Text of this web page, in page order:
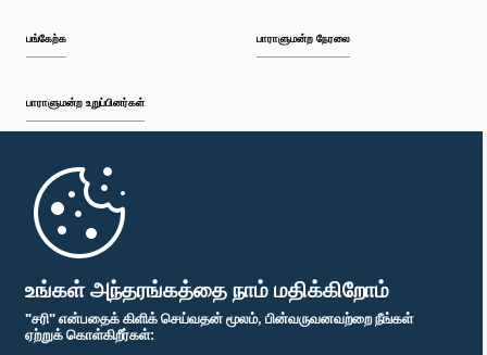
உங்கள் அந்தரங்கத்தை நாம் மதிக்கிறோம்
"சரி" என்பதைக் கிளிக் செய்வதன் மூலம், பின்வருவனவற்றை நீங்கள்
ஏற்றுக் கொள்கிறீர்கள்:
பங்கேற்க
பாராளுமன்ற உறுப்பினர்கள்
முதற்பக்கம்
பாராளுமன்ற நேரலை
பாராளுமன்ற கையடக்க செயலி